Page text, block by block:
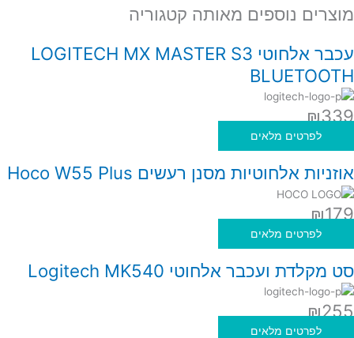
מוצרים נוספים מאותה קטגוריה
עכבר אלחוטי LOGITECH MX MASTER S3
BLUETOOTH
₪339
לפרטים מלאים
אוזניות אלחוטיות מסנן רעשים Hoco W55 Plus
₪179
לפרטים מלאים
סט מקלדת ועכבר אלחוטי Logitech MK540
₪255
לפרטים מלאים